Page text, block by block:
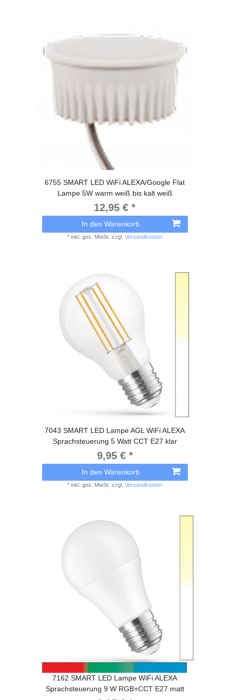
6755 SMART LED WiFi ALEXA/Google Flat
Lampe 5W warm weiß bis kalt weiß
12,95 € *
In den Warenkorb
*inkl. ges. MwSt. zzgl.Versandkosten
7043 SMART LED Lampe AGL WiFi ALEXA
Sprachsteuerung 5 Watt CCT E27 klar
9,95 € *
In den Warenkorb
*inkl. ges. MwSt. zzgl.Versandkosten
7162 SMART LED Lampe WiFi ALEXA
Sprachsteuerung 9 W RGB+CCT E27 matt